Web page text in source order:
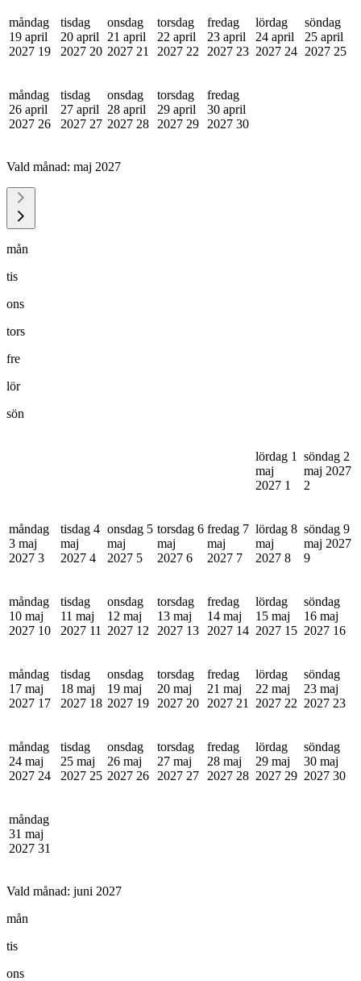
måndag
19 april
2027 19
tisdag
20 april
2027 20
onsdag
21 april
2027 21
torsdag
22 april
2027 22
fredag
23 april
2027 23
lördag
24 april
2027 24
söndag
25 april
2027 25
måndag
26 april
2027 26
tisdag
27 april
2027 27
onsdag
28 april
2027 28
torsdag
29 april
2027 29
fredag
30 april
2027 30
Vald månad: maj 2027
mån
tis
ons
tors
fre
lör
sön
lördag 1
maj
2027 1
söndag 2
maj 2027
2
måndag
3 maj
2027 3
tisdag 4
maj
2027 4
onsdag 5
maj
2027 5
torsdag 6
maj
2027 6
fredag 7
maj
2027 7
lördag 8
maj
2027 8
söndag 9
maj 2027
9
måndag
10 maj
2027 10
tisdag
11 maj
2027 11
onsdag
12 maj
2027 12
torsdag
13 maj
2027 13
fredag
14 maj
2027 14
lördag
15 maj
2027 15
söndag
16 maj
2027 16
måndag
17 maj
2027 17
tisdag
18 maj
2027 18
onsdag
19 maj
2027 19
torsdag
20 maj
2027 20
fredag
21 maj
2027 21
lördag
22 maj
2027 22
söndag
23 maj
2027 23
måndag
24 maj
2027 24
tisdag
25 maj
2027 25
onsdag
26 maj
2027 26
torsdag
27 maj
2027 27
fredag
28 maj
2027 28
lördag
29 maj
2027 29
söndag
30 maj
2027 30
måndag
31 maj
2027 31
Vald månad: juni 2027
mån
tis
ons